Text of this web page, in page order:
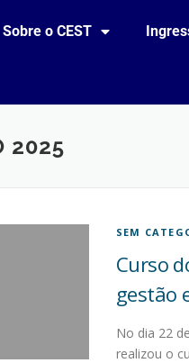
Sobre o CEST
2025
SEM
Curso
gestão
No dia 22
realizou o